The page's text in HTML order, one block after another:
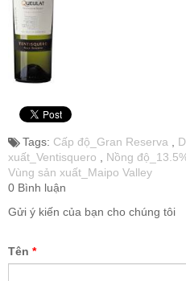
Tags: Cấp độ_Gran Reserva ,
xuất_Ventisquero , Nồng
Vùng sản xuất_Maipo Valley
0 Bình luận
Gửi ý kiến của bạn cho chúng tôi
Tên *